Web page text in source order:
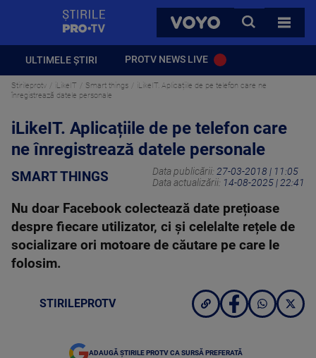
VOYO
CAUTA
TOATE
ULTIMELE ȘTIRI PROTV NEWS LIVE
Stirileprotv iLikeIT Smart things
iLikeIT. Aplicațiile de pe telefon care ne
înregistrează datele personale
iLikeIT. Aplicațiile de pe telefon care
ne înregistrează datele personale
SMART THINGS Data publicării: 27-03-2018 | 11:05
Data actualizării: 14-08-2025 | 22:41
Nu doar Facebook colectează date prețioase
despre fiecare utilizator, ci și celelalte rețele de
socializare ori motoare de căutare pe care le
folosim.
STIRILEPROTV
ADAUGĂ ȘTIRILE PROTV CA SURSĂ PREFERATĂ